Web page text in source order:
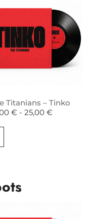
Titanians – Tinko
€ - 25,00 €